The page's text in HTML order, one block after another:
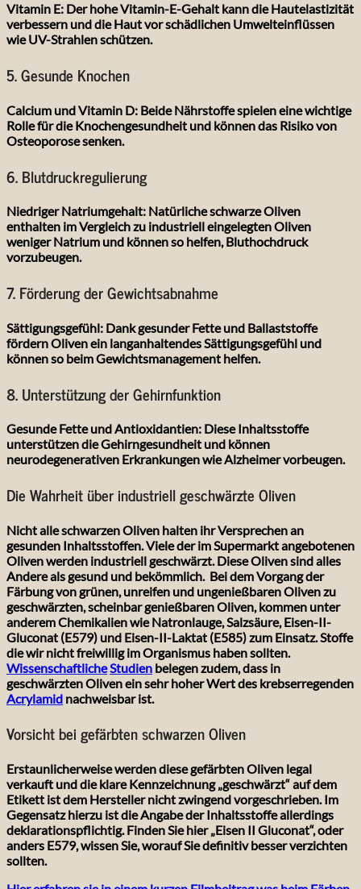
Vitamin E: Der hohe Vitamin-E-Gehalt kann die Hautelastizität
verbessern und die Haut vor schädlichen Umwelteinflüssen
wie UV-Strahlen schützen.
5. Gesunde Knochen
Calcium und Vitamin D: Beide Nährstoffe spielen eine wichtige
Rolle für die Knochengesundheit und können das Risiko von
Osteoporose senken.
6. Blutdruckregulierung
Niedriger Natriumgehalt: Natürliche schwarze Oliven
enthalten im Vergleich zu industriell eingelegten Oliven
weniger Natrium und können so helfen, Bluthochdruck
vorzubeugen.
7. Förderung der Gewichtsabnahme
Sättigungsgefühl: Dank gesunder Fette und Ballaststoffe
fördern Oliven ein langanhaltendes Sättigungsgefühl und
können so beim Gewichtsmanagement helfen.
8. Unterstützung der Gehirnfunktion
Gesunde Fette und Antioxidantien: Diese Inhaltsstoffe
unterstützen die Gehirngesundheit und können
neurodegenerativen Erkrankungen wie Alzheimer vorbeugen.
Die Wahrheit über industriell geschwärzte Oliven
Nicht alle schwarzen Oliven halten ihr Versprechen an
gesunden Inhaltsstoffen. Viele der im Supermarkt angebotenen
Oliven werden industriell geschwärzt. Diese Oliven sind alles
Andere als gesund und bekömmlich. Bei dem Vorgang der
Färbung von grünen, unreifen und ungenießbaren Oliven zu
geschwärzten, scheinbar genießbaren Oliven, kommen unter
anderem Chemikalien wie Natronlauge, Salzsäure, Eisen-II-
Gluconat (E579) und Eisen-II-Laktat (E585) zum Einsatz. Stoffe
die wir nicht freiwillig im Organismus haben sollten.
Wissenschaftliche Studien belegen zudem, dass in
geschwärzten Oliven ein sehr hoher Wert des krebserregenden
Acrylamid nachweisbar ist.
Vorsicht bei gefärbten schwarzen Oliven
Erstaunlicherweise werden diese gefärbten Oliven legal
verkauft und die klare Kennzeichnung „geschwärzt“ auf dem
Etikett ist dem Hersteller nicht zwingend vorgeschrieben. Im
Gegensatz hierzu ist die Angabe der Inhaltsstoffe allerdings
deklarationspflichtig. Finden Sie hier „Eisen II Gluconat“, oder
anders E579, wissen Sie, worauf Sie definitiv besser verzichten
sollten.